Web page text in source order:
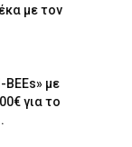
με τον
BEEs» με
για το